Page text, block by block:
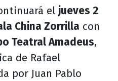
el jueves 2
China Zorrilla con
Teatral Amadeus,
de Rafael
por Juan Pablo